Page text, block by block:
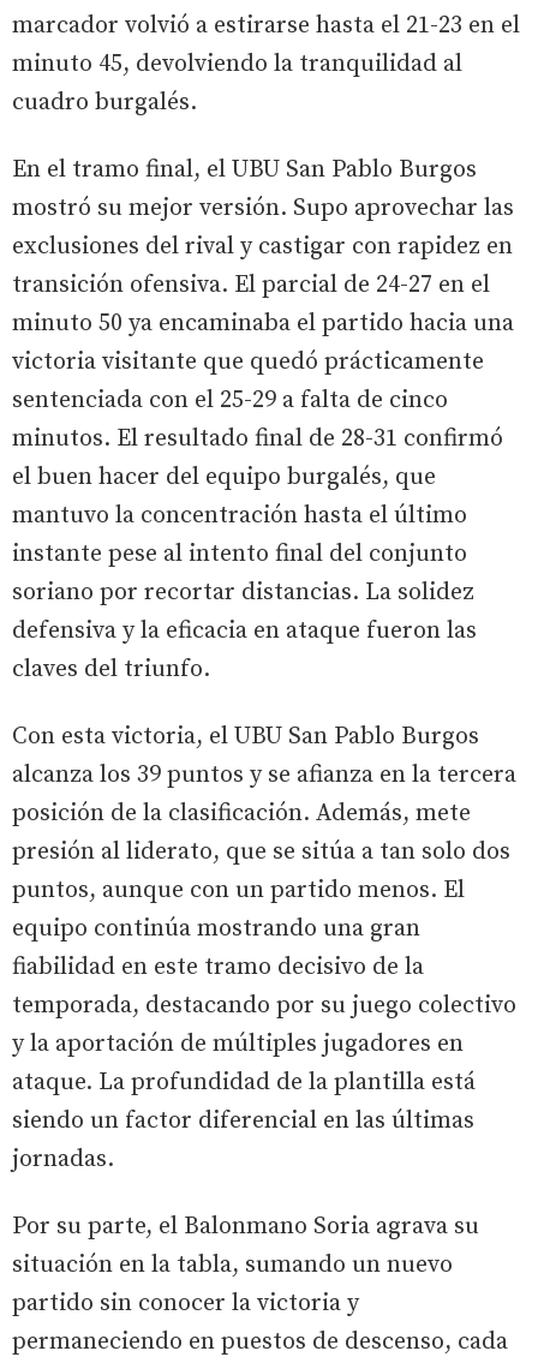
marcador volvió a estirarse hasta el 21-23 en el
minuto 45, devolviendo la tranquilidad al
cuadro burgalés.
En el tramo final, el UBU San Pablo Burgos
mostró su mejor versión. Supo aprovechar las
exclusiones del rival y castigar con rapidez en
transición ofensiva. El parcial de 24-27 en el
minuto 50 ya encaminaba el partido hacia una
victoria visitante que quedó prácticamente
sentenciada con el 25-29 a falta de cinco
minutos. El resultado final de 28-31 confirmó
el buen hacer del equipo burgalés, que
mantuvo la concentración hasta el último
instante pese al intento final del conjunto
soriano por recortar distancias. La solidez
defensiva y la eficacia en ataque fueron las
claves del triunfo.
Con esta victoria, el UBU San Pablo Burgos
alcanza los 39 puntos y se afianza en la tercera
posición de la clasificación. Además, mete
presión al liderato, que se sitúa a tan solo dos
puntos, aunque con un partido menos. El
equipo continúa mostrando una gran
fiabilidad en este tramo decisivo de la
temporada, destacando por su juego colectivo
y la aportación de múltiples jugadores en
ataque. La profundidad de la plantilla está
siendo un factor diferencial en las últimas
jornadas.
Por su parte, el Balonmano Soria agrava su
situación en la tabla, sumando un nuevo
partido sin conocer la victoria y
permaneciendo en puestos de descenso, cada